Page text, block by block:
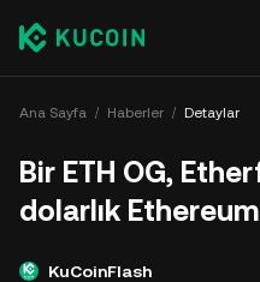
Ana Sayfa Haberler Detaylar
Bir ETH OG,
dolarlık
KuCoinFlash